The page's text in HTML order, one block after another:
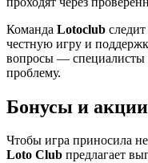
Команда Lotoclub
честную игру и
вопросы — специалисты
проблему.
Бонусы и
Чтобы игра приносила
Loto Club предлагает